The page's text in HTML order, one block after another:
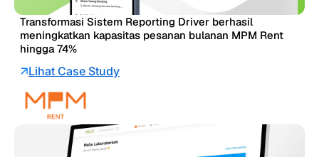
Transformasi Sistem Reporting Driver berhasil
meningkatkan kapasitas pesanan bulanan MPM Rent
hingga 74%
Lihat Case Study